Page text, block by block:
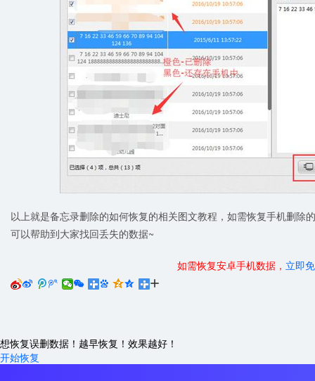
以上就是备忘录删除的如何恢复的相关图文教程，如需恢复手机删除
可以帮助到大家找回丢失的数据~
如需恢复安卓手机数据， 立即
     
想恢复误删数据！越早恢复！效果越好！
开始恢复